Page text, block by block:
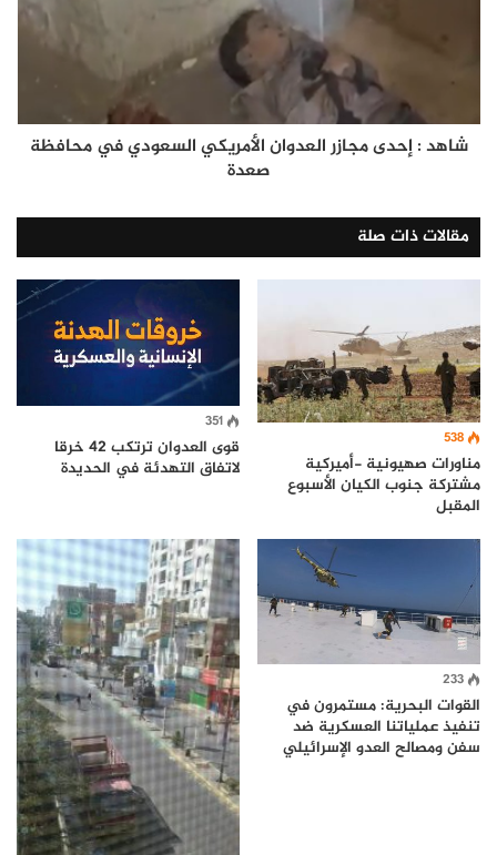
شاهد : إحدى مجازر العدوان الأمريكي السعودي في محافظة
صعدة
مقالات ذات صلة
538
مناورات صهيونية -أميركية
مشتركة جنوب الكيان الأسبوع
المقبل
351
قوى العدوان ترتكب 42 خرقا
لاتفاق التهدئة في الحديدة
233
القوات البحرية: مستمرون في
تنفيذ عملياتنا العسكرية ضد
سفن ومصالح العدو الإسرائيلي